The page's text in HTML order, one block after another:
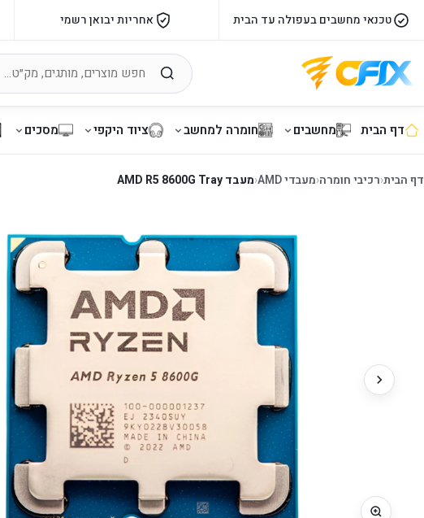
טכנאי מחשבים בעפולה עד הבית אחריות יבואן רשמי
דף הבית מחשבים חומרה למחשב ציוד היקפי מסכים
דף הבית‹רכיבי חומרה‹מעבדי AMD ‹מעבד AMD R5 8600G Tray